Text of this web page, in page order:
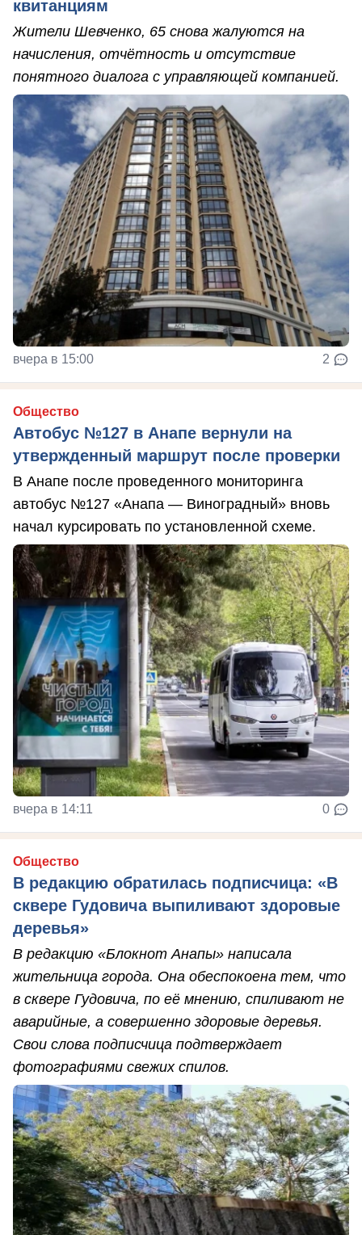
квитанциям
Жители Шевченко, 65 снова жалуются на
начисления, отчётность и отсутствие
понятного диалога с управляющей компанией.
вчера в 15:00 2
Общество
Автобус №127 в Анапе вернули на
утвержденный маршрут после проверки
В Анапе после проведенного мониторинга
автобус №127 «Анапа — Виноградный» вновь
начал курсировать по установленной схеме.
вчера в 14:11 0
Общество
В редакцию обратилась подписчица: «В
сквере Гудовича выпиливают здоровые
деревья»
В редакцию «Блокнот Анапы» написала
жительница города. Она обеспокоена тем, что
в сквере Гудовича, по её мнению, спиливают не
аварийные, а совершенно здоровые деревья.
Свои слова подписчица подтверждает
фотографиями свежих спилов.